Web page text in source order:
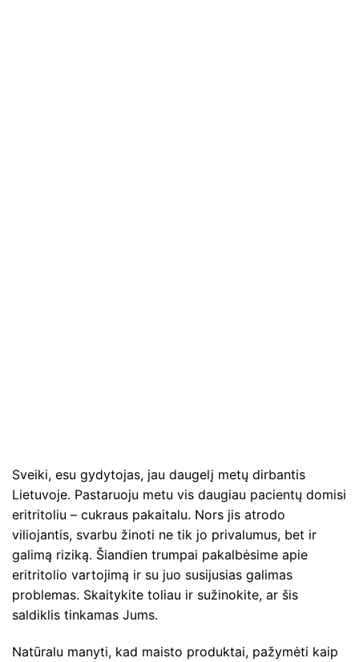
Sveiki, esu gydytojas, jau daugelį metų dirbantis
Lietuvoje. Pastaruoju metu vis daugiau pacientų domisi
eritritoliu – cukraus pakaitalu. Nors jis atrodo
viliojantis, svarbu žinoti ne tik jo privalumus, bet ir
galimą riziką. Šiandien trumpai pakalbėsime apie
eritritolio vartojimą ir su juo susijusias galimas
problemas. Skaitykite toliau ir sužinokite, ar šis
saldiklis tinkamas Jums.
Natūralu manyti, kad maisto produktai, pažymėti kaip